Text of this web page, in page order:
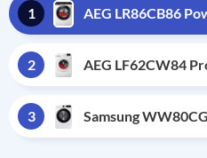
1 AEG LR86CB86
2 AEG LF62CW84
3